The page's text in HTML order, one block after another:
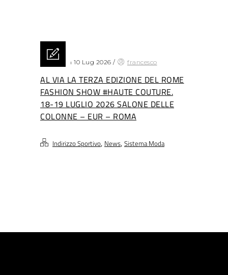
Posted on 10 Lug 2026 / francesco
AL VIA LA TERZA EDIZIONE DEL ROME
FASHION SHOW #HAUTE COUTURE.
18-19 LUGLIO 2026 SALONE DELLE
COLONNE – EUR – ROMA
Indirizzo Sportivo, News, Sistema Moda